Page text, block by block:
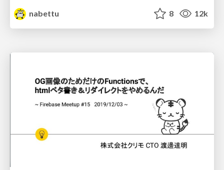
nabettu
8 12k